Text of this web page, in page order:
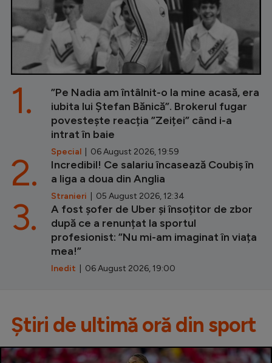
”Pe Nadia am întâlnit-o la mine acasă, era
iubita lui Ștefan Bănică”. Brokerul fugar
povestește reacția ”Zeiței” când i-a
intrat în baie
Special | 06 August 2026, 19:59
1.
Incredibil! Ce salariu încasează Coubiș în
a liga a doua din Anglia
Stranieri | 05 August 2026, 12:34
2.
A fost șofer de Uber și însoțitor de zbor
după ce a renunțat la sportul
profesionist: ”Nu mi-am imaginat în viața
mea!”
Inedit | 06 August 2026, 19:00
3.
Știri de ultimă oră din sport